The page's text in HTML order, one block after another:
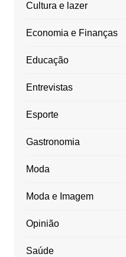
Cultura e lazer
Economia e Finanças
Educação
Entrevistas
Esporte
Gastronomia
Moda
Moda e Imagem
Opinião
Saúde